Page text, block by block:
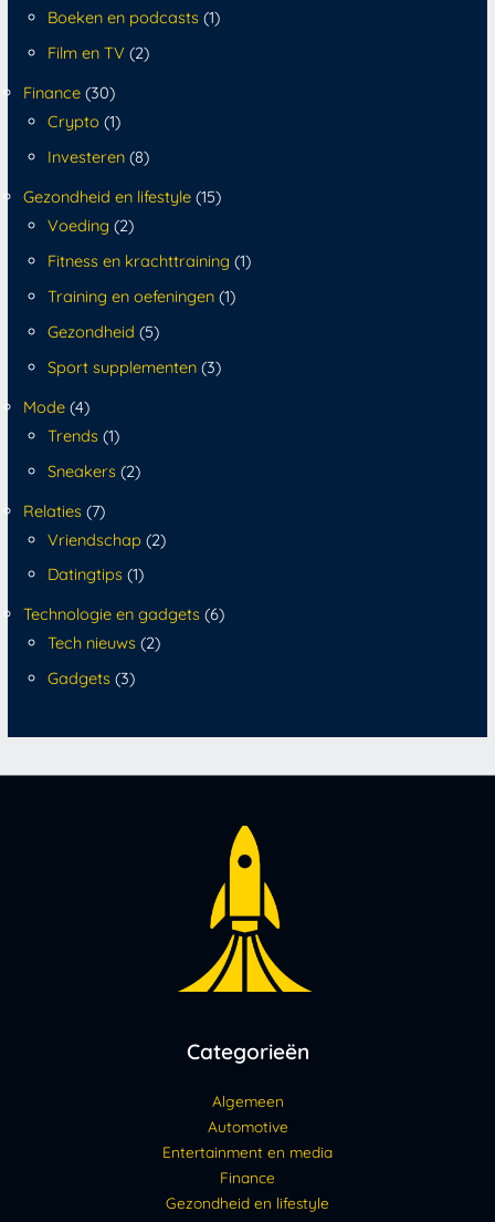
Boeken en podcasts(1)
Film en TV (2)
Finance (30)
Crypto (1)
Investeren(8)
Gezondheid en lifestyle (15)
Voeding (2)
Fitness en krachttraining (1)
Training en oefeningen(1)
Gezondheid (5)
Sport supplementen(3)
Mode (4)
Trends(1)
Sneakers(2)
Relaties (7)
Vriendschap (2)
Datingtips(1)
Technologie en gadgets (6)
Tech nieuws(2)
Gadgets(3)
Categorieën
Algemeen
Automotive
Entertainment en media
Finance
Gezondheid en lifestyle